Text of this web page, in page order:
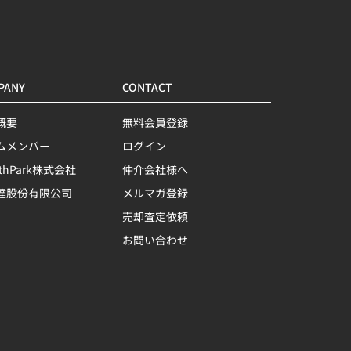
要
メンバー
株式会社
股份有限公司
CONTACT
無料会員登録
ログイン
仲介会社様へ
メルマガ登録
売却査定依頼
お問い合わせ